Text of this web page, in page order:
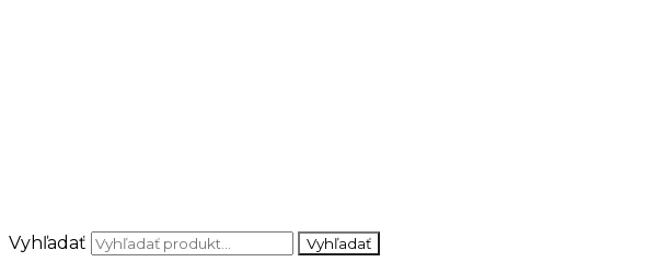
Vyhľadať Vyhľadať